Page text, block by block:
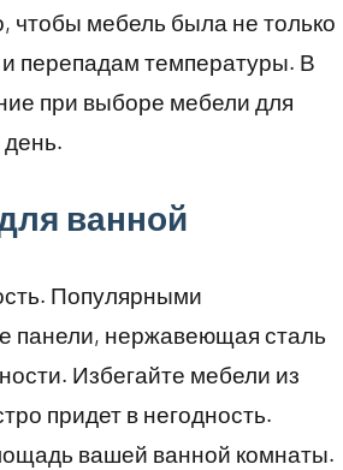
чтобы мебель была не только
перепадам температуры. В
при выборе мебели для
ванной
Популярными
панели, нержавеющая сталь
Избегайте мебели из
придет в негодность.
вашей ванной комнаты.